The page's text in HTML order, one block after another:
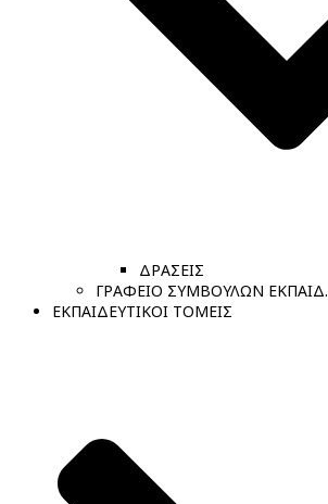
ΔΡΑΣΕΙΣ
ΓΡΑΦΕΙΟ ΣΥΜΒΟΥΛΩΝ ΕΚΠΑΙΔ.
ΕΚΠΑΙΔΕΥΤΙΚΟΙ ΤΟΜΕΙΣ